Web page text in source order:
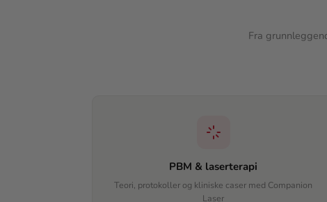
Fra
PBM & laserterapi
Teori, protokoller og kliniske caser med Companion
Laser